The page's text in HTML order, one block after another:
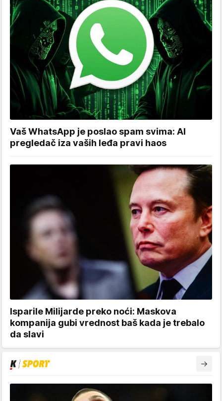
Vaš WhatsApp je poslao spam svima: AI
pregledač iza vaših leđa pravi haos
Isparile Milijarde preko noći: Maskova
kompanija gubi vrednost baš kada je trebalo
da slavi